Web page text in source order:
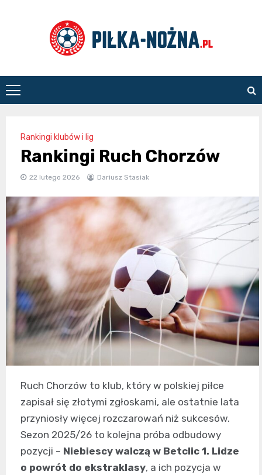
Piłka
Nożna
Rankingi klubów i lig
Rankingi Ruch Chorzów
22 lutego 2026 Dariusz Stasiak
Ruch Chorzów to klub, który w polskiej piłce
zapisał się złotymi zgłoskami, ale ostatnie lata
przyniosły więcej rozczarowań niż sukcesów.
Sezon 2025/26 to kolejna próba odbudowy
pozycji – Niebiescy walczą w Betclic 1. Lidze
o powrót do ekstraklasy, a ich pozycja w